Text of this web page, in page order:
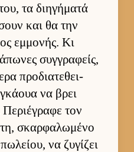
τα διηγήματά
και θα την
εμ­μονής. Κι
συγ­γραφείς,
προδια­τεθει­
να βρει
τον
σκαρ­φαλωμένο
να ζυγίζει